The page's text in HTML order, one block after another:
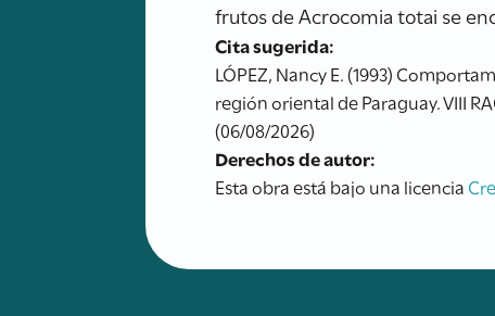
frutos de Acrocomia totai se
Cita sugerida:
LÓPEZ, Nancy E. (1993)
región oriental de Paraguay. VIII
(06/08/2026)
Derechos de autor:
Esta obra está bajo una licencia